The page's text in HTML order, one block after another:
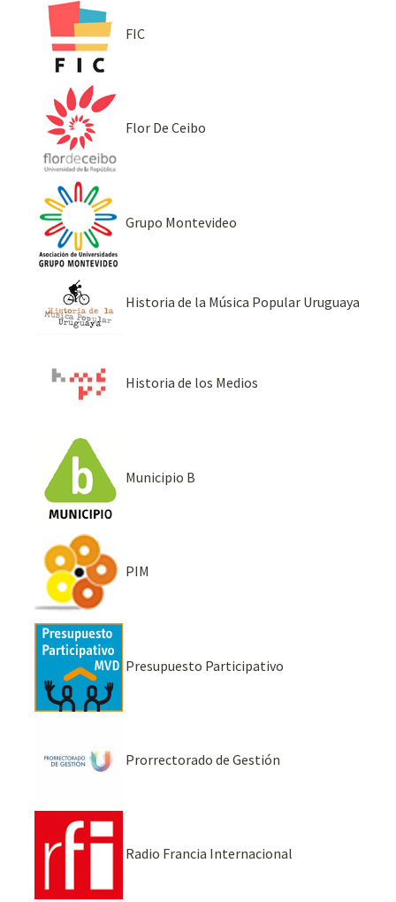
FIC
Flor De Ceibo
Grupo Montevideo
Historia de la Música Popular Uruguaya
Historia de los Medios
Municipio B
PIM
Presupuesto Participativo
Prorrectorado de Gestión
Radio Francia Internacional